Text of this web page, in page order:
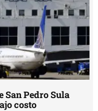
San Pedro Sula
costo